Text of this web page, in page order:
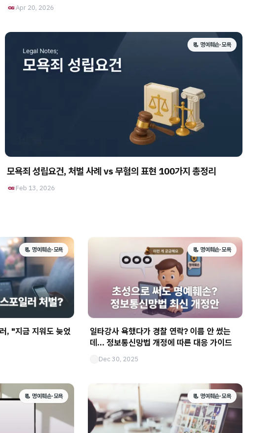
Apr 20, 2026
📃 명예훼손·모욕
모욕죄 성립요건, 처벌 사례 vs 무혐의 표현 100가지 총정리
Feb 13, 2026
📃 명예훼손·모욕
, "지금 지워도 늦었
📃 명예훼손·모욕
일타강사 욕했다가 경찰 연락? 이름 안 썼는
데… 정보통신망법 개정에 따른 대응 가이드
Dec 30, 2025
📃 명예훼손·모욕 📃 명예훼손·모욕